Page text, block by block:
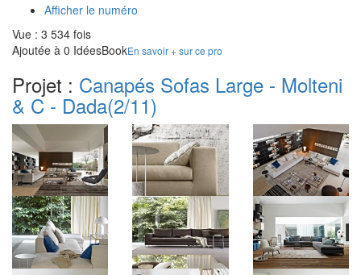
Afficher le numéro
Vue : 3 534 fois
Ajoutée à 0 IdéesBookEn savoir + sur ce pro
Projet : Canapés Sofas Large - Molteni
& C - Dada(2/11)